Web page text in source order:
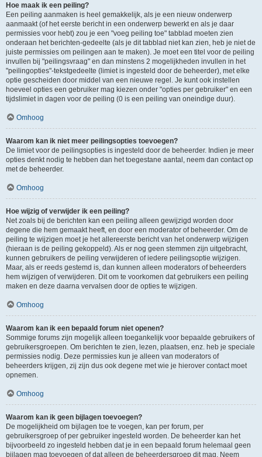
Hoe maak ik een peiling?
Een peiling aanmaken is heel gemakkelijk, als je een nieuw onderwerp
aanmaakt (of het eerste bericht in een onderwerp bewerkt en als je daar
permissies voor hebt) zou je een "voeg peiling toe" tabblad moeten zien
onderaan het berichten-gedeelte (als je dit tabblad niet kan zien, heb je niet de
juiste permissies om peilingen aan te maken). Je moet een titel voor de peiling
invullen bij "peilingsvraag" en dan minstens 2 mogelijkheden invullen in het
"peilingopties"-tekstgedeelte (limiet is ingesteld door de beheerder), met elke
optie gescheiden door middel van een nieuwe regel. Je kunt ook instellen
hoeveel opties een gebruiker mag kiezen onder "opties per gebruiker" en een
tijdslimiet in dagen voor de peiling (0 is een peiling van oneindige duur).
Omhoog
Waarom kan ik niet meer peilingsopties toevoegen?
De limiet voor de peilingsopties is ingesteld door de beheerder. Indien je meer
opties denkt nodig te hebben dan het toegestane aantal, neem dan contact op
met de beheerder.
Omhoog
Hoe wijzig of verwijder ik een peiling?
Net zoals bij de berichten kan een peiling alleen gewijzigd worden door
degene die hem gemaakt heeft, en door een moderator of beheerder. Om de
peiling te wijzigen moet je het allereerste bericht van het onderwerp wijzigen
(hieraan is de peiling gekoppeld). Als er nog geen stemmen zijn uitgebracht,
kunnen gebruikers de peiling verwijderen of iedere peilingsoptie wijzigen.
Maar, als er reeds gestemd is, dan kunnen alleen moderators of beheerders
hem wijzigen of verwijderen. Dit om te voorkomen dat gebruikers een peiling
maken en deze daarna vervalsen door de opties te wijzigen.
Omhoog
Waarom kan ik een bepaald forum niet openen?
Sommige forums zijn mogelijk alleen toegankelijk voor bepaalde gebruikers of
gebruikersgroepen. Om berichten te zien, lezen, plaatsen, enz. heb je speciale
permissies nodig. Deze permissies kun je alleen van moderators of
beheerders krijgen, zij zijn dus ook degene met wie je hierover contact moet
opnemen.
Omhoog
Waarom kan ik geen bijlagen toevoegen?
De mogelijkheid om bijlagen toe te voegen, kan per forum, per
gebruikersgroep of per gebruiker ingesteld worden. De beheerder kan het
bijvoorbeeld zo ingesteld hebben dat je in een bepaald forum helemaal geen
bijlagen mag toevoegen of dat alleen de beheerdersgroep dit mag. Neem